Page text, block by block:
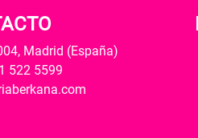
Madrid (España)
522 5599